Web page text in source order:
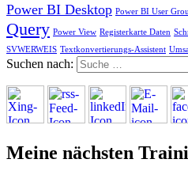
Power BI Desktop Power BI User
Query Power View Registerkarte Daten
SVWERWEIS Textkonvertierungs-Assistent
Suchen nach:
Meine nächsten